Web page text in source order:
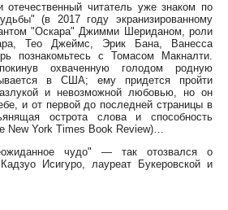
отечественный читатель уже знаком по
(в 2017 году экранизированному
"Оскара" Джимми Шериданом, роли
Тео Джеймс, Эрик Бана, Ванесса
познакомьтесь с Томасом Макналти.
охваченную голодом родную
в США; ему придется пройти
и невозможной любовью, но он
и от первой до последней страницы в
острота слова и способность
New York Times Book Review)…
чудо" — так отозвался о
Исигуро, лауреат Букеровской и